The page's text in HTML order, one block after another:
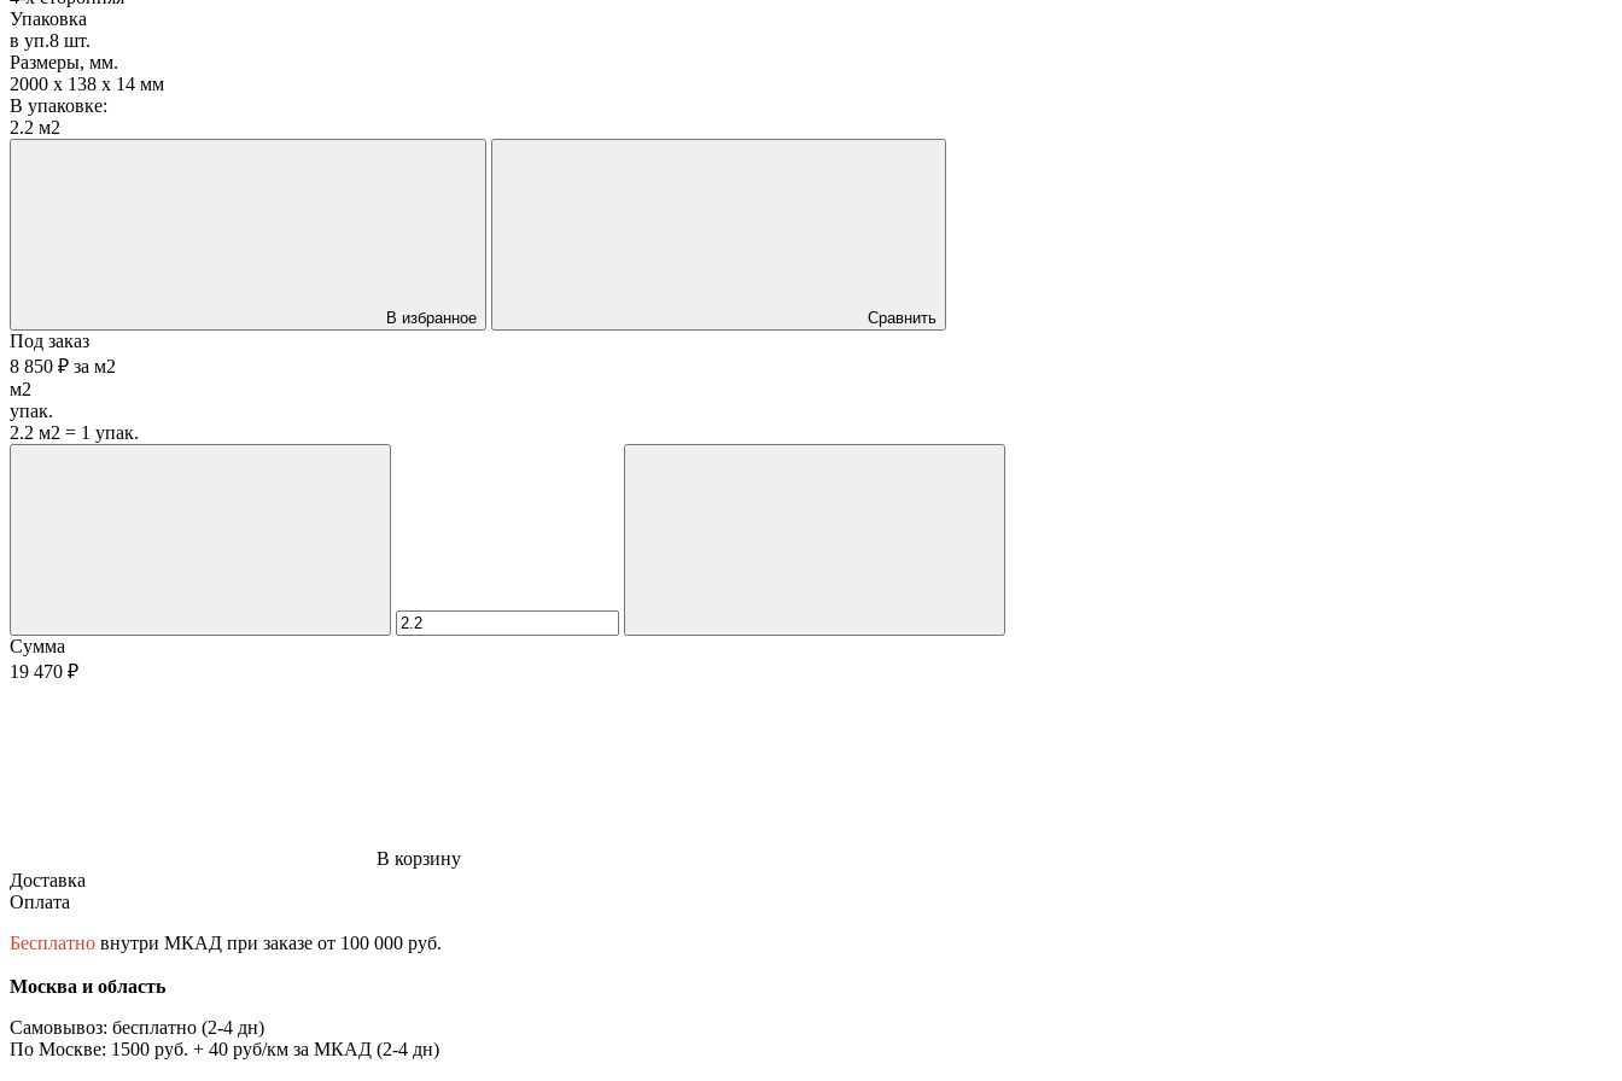
Упаковка
в уп.8 шт.
Размеры, мм.
2000 х 138 х 14 мм
В упаковке:
2.2 м2
В избранное Сравнить
Под заказ
8 850 ₽ за м2
м2
упак.
2.2 м2 = 1 упак.
Сумма
19 470 ₽
В корзину
Доставка
Оплата
Бесплатно внутри МКАД при заказе от 100 000 руб.
Москва и область
Самовывоз: бесплатно (2-4 дн)
По Москве: 1500 руб. + 40 руб/км за МКАД (2-4 дн)